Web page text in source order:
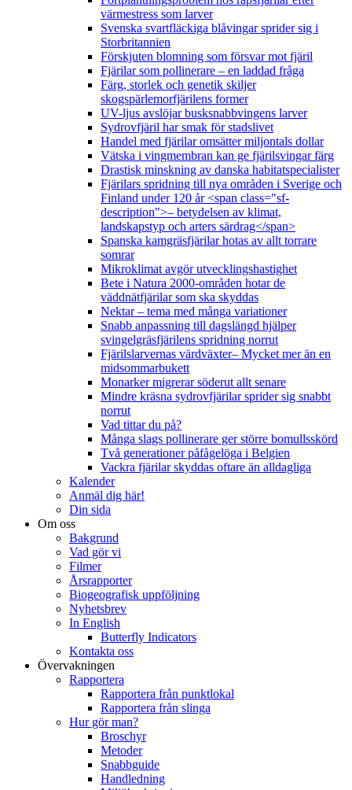
värmestress som larver
Svenska svartfläckiga blåvingar sprider sig i
Storbritannien
Förskjuten blomning som försvar mot fjäril
Fjärilar som pollinerare – en laddad fråga
Färg, storlek och genetik skiljer
skogspärlemorfjärilens former
UV-ljus avslöjar busksnabbvingens larver
Sydrovfjäril har smak för stadslivet
Handel med fjärilar omsätter miljontals dollar
Vätska i vingmembran kan ge fjärilsvingar färg
Drastisk minskning av danska habitatspecialister
Fjärilars spridning till nya områden i Sverige och
Finland under 120 år <span class="sf-
description">– betydelsen av klimat,
landskapstyp och arters särdrag</span>
Spanska kamgräsfjärilar hotas av allt torrare
somrar
Mikroklimat avgör utvecklingshastighet
Bete i Natura 2000-områden hotar de
väddnätfjärilar som ska skyddas
Nektar – tema med många variationer
Snabb anpassning till dagslängd hjälper
svingelgräsfjärilens spridning norrut
Fjärilslarvernas värdväxter– Mycket mer än en
midsommarbukett
Monarker migrerar söderut allt senare
Mindre kräsna sydrovfjärilar sprider sig snabbt
norrut
Vad tittar du på?
Många slags pollinerare ger större bomullsskörd
Två generationer påfågelöga i Belgien
Vackra fjärilar skyddas oftare än alldagliga
Kalender
Anmäl dig här!
Din sida
Om oss
Bakgrund
Vad gör vi
Filmer
Årsrapporter
Biogeografisk uppföljning
Nyhetsbrev
In English
Butterfly Indicators
Kontakta oss
Övervakningen
Rapportera
Rapportera från punktlokal
Rapportera från slinga
Hur gör man?
Broschyr
Metoder
Snabbguide
Handledning